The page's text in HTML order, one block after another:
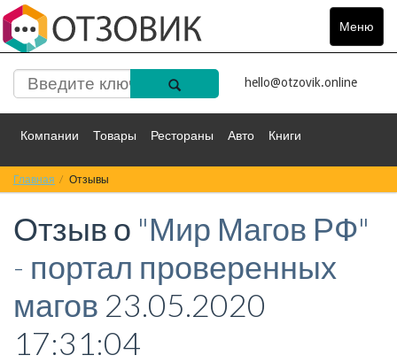
Меню
Toggle
hello@otzovik.online
Компании Товары Рестораны Авто Книги
Спорт Фильмы
Красота Здоровье Остальное
Главная Отзывы
Отзыв о "Мир Магов РФ"
- портал проверенных
магов 23.05.2020
17:31:04